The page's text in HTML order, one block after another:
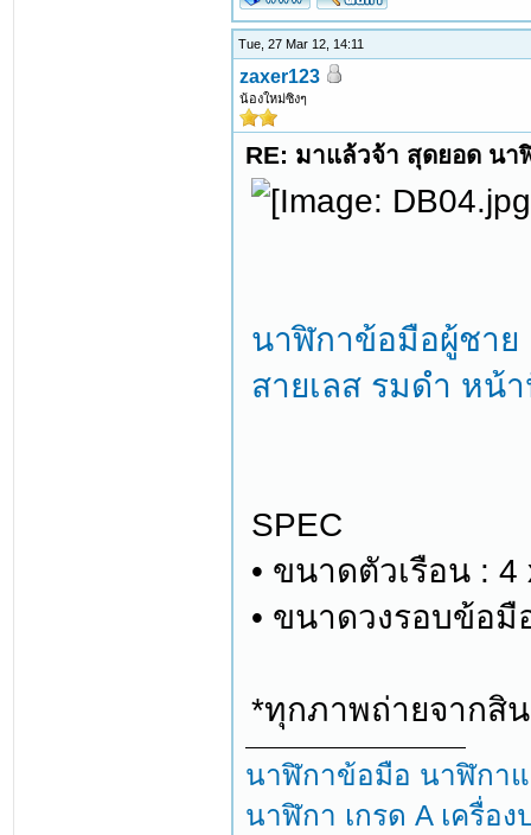
Tue, 27 Mar 12, 14:11
zaxer123
น้องใหม่ซิงๆ
RE: มาแล้วจ้า สุดยอด น
นาฬิกาข้อมือผู้ชาย
สายเลส รมดำ หน้
SPEC
• ขนาดตัวเรือน : 4
• ขนาดวงรอบข้อมื
*ทุกภาพถ่ายจากสิ
นาฬิกาข้อมือ นาฬิกา
นาฬิกา เกรด A เครื่อ